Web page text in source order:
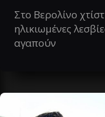
Στο Βερολίνο
ηλικιωμένες
αγαπούν